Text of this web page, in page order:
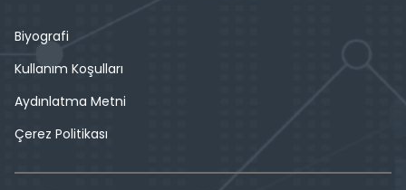
Biyografi
Kullanım Koşulları
Aydınlatma Metni
Çerez Politikası